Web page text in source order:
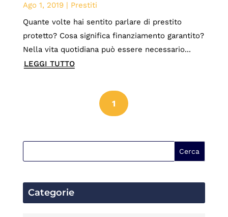
Ago 1, 2019| Prestiti
Quante volte hai sentito parlare di prestito
protetto? Cosa significa finanziamento garantito?
Nella vita quotidiana può essere necessario...
LEGGI TUTTO
1
Categorie